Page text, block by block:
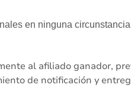
en ninguna
al afiliado ganador,
de notificación y